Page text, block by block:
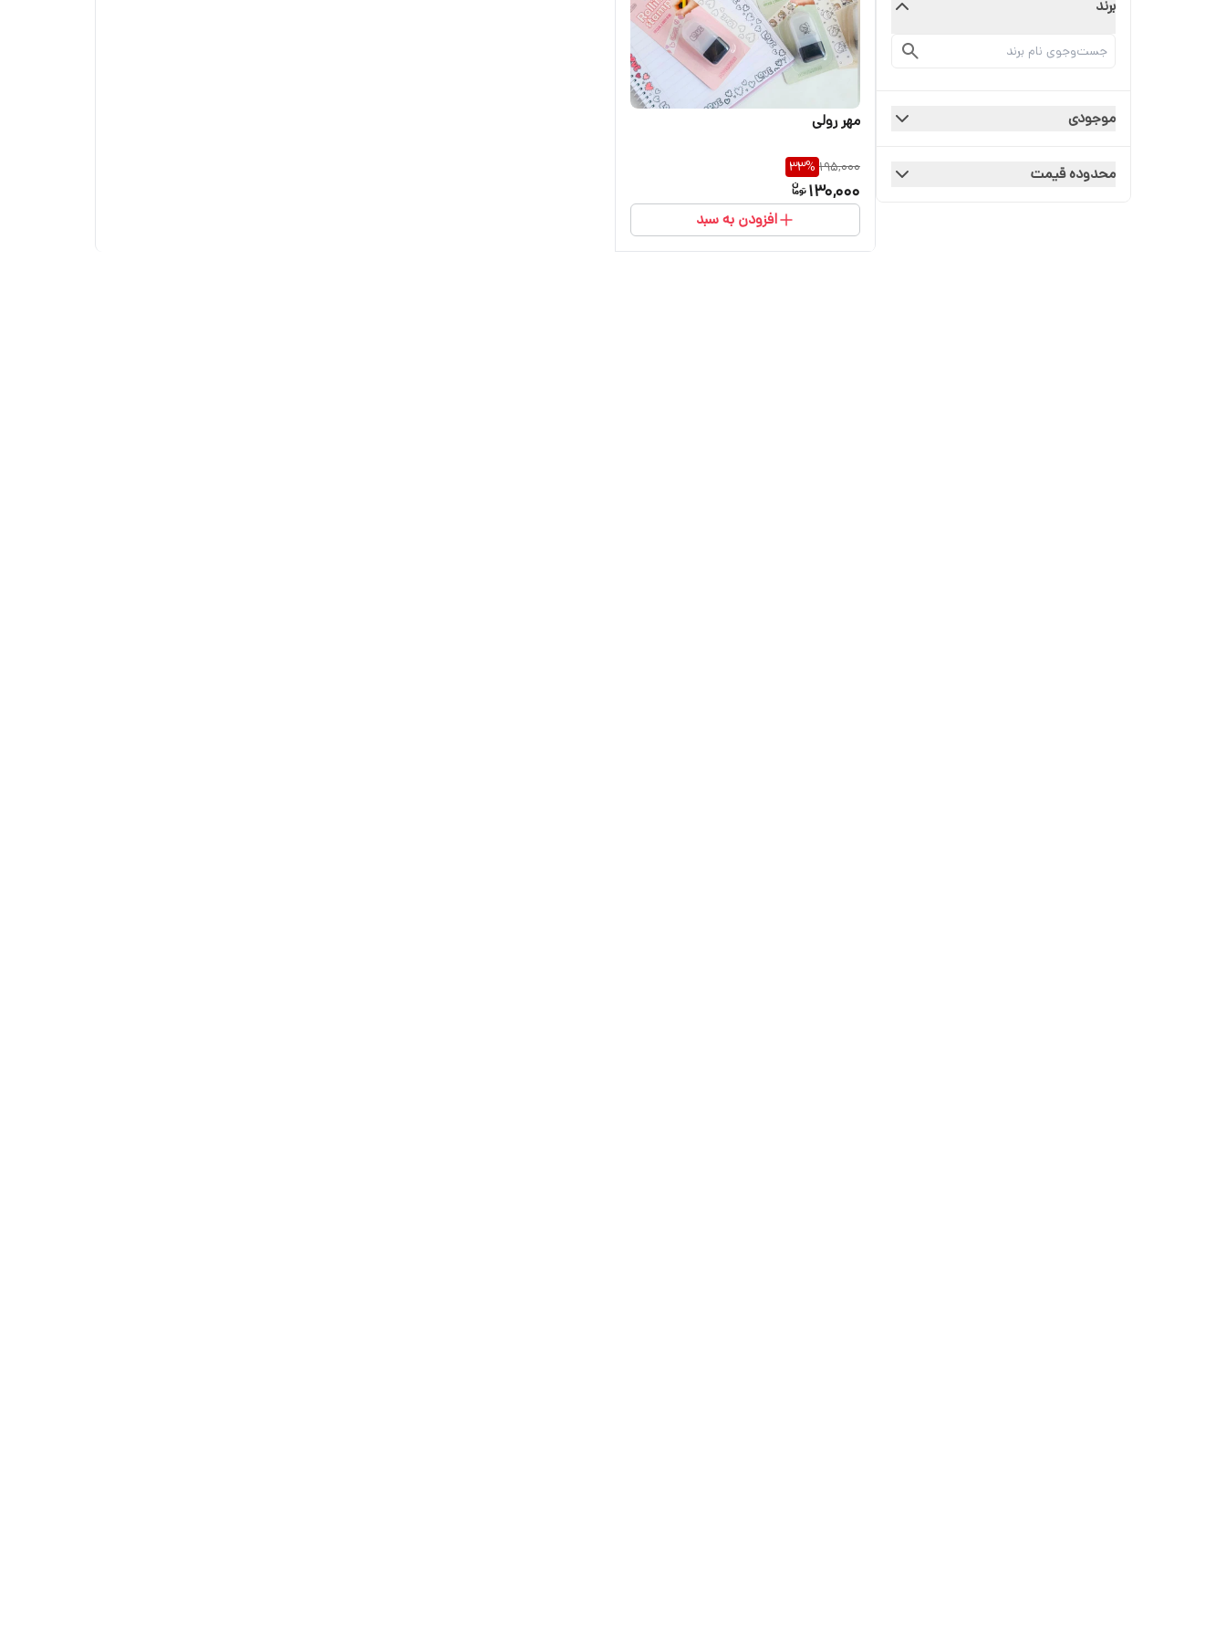
برند
موجودی
محدوده قیمت
مهر رولی
195,000
33%
130,000
افزودن به سبد